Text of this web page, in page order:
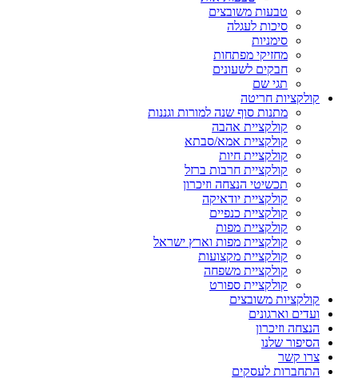
טבעות משובצים
סיכות לעגלה
סימניות
מחזיקי מפתחות
חבקים לשעונים
תגי שם
קולקציות חריטה
מתנות סוף שנה למורות וגננות
קולקציית אהבה
קולקציית אמא/סבתא
קולקציית חיות
קולקציית חרבות ברזל
תכשיטי הנצחה וזיכרון
קולקציית יודאיקה
קולקציית כנפיים
קולקציית מפות
קולקציית מפות וארץ ישראל
קולקציית מקצועות
קולקציית משפחה
קולקציית ספורט
קולקציות משובצים
ועדים וארגונים
הנצחה וזיכרון
הסיפור שלנו
צרו קשר
התחברות לעסקים